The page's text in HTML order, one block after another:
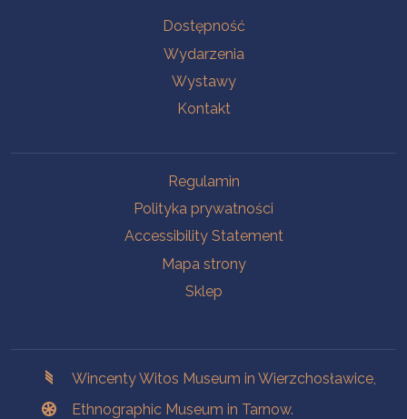
Dostępność
Wydarzenia
Wystawy
Kontakt
Regulamin
Polityka prywatności
Accessibility Statement
Mapa strony
Sklep
Wincenty Witos Museum in Wierzchosławice,
Ethnographic Museum in Tarnow.